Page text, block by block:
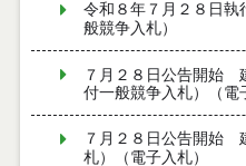
令和８年７月２８日
般競争入札）
７月２８日公告開始
付一般競争入札）（電
７月２８日公告開始
札）（電子入札）